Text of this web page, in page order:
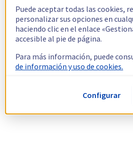
Puede aceptar todas las cookies,
personalizar sus opciones en
haciendo clic en el enlace
accesible al pie de página.
Para más información, puede
de información y uso de cookies.
Configurar